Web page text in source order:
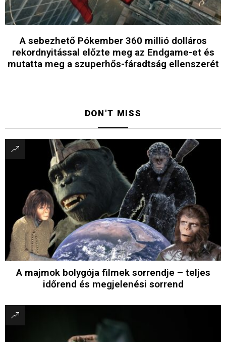
A sebezhető Pókember 360 millió dolláros
rekordnyitással előzte meg az Endgame-et és
mutatta meg a szuperhős-fáradtság ellenszerét
DON'T MISS
A majmok bolygója filmek sorrendje – teljes
időrend és megjelenési sorrend